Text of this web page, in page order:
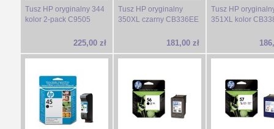
Tusz HP oryginalny 344
kolor 2-pack C9505
225,00 zł
Tusz HP oryginalny
350XL czarny CB336EE
181,00 zł
Tusz HP
351XL kolor